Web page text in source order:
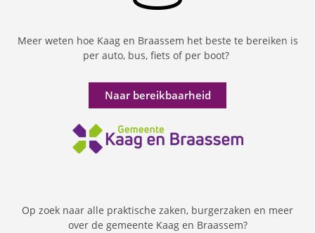
Meer weten hoe Kaag en Braassem het beste te bereiken is
per auto, bus, fiets of per boot?
Naar bereikbaarheid
Op zoek naar alle praktische zaken, burgerzaken en meer
over de gemeente Kaag en Braassem?